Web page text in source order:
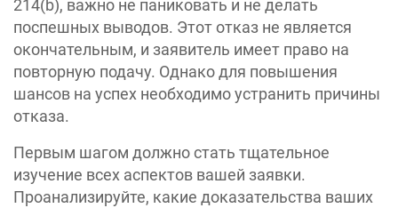
214(b), важно не паниковать и не делать
поспешных выводов. Этот отказ не является
окончательным, и заявитель имеет право на
повторную подачу. Однако для повышения
шансов на успех необходимо устранить причины
отказа.
Первым шагом должно стать тщательное
изучение всех аспектов вашей заявки.
Проанализируйте, какие доказательства ваших